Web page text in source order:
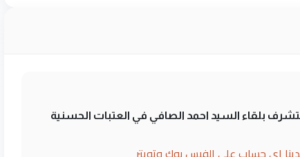
نتشرف بلقاء السيد احمد الصافي في العتبات الحسنية